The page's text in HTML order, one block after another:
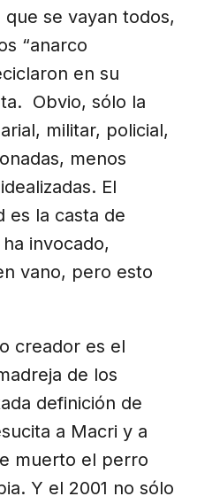
se vayan todos,
“anarco
en su
Obvio, sólo la
militar, policial,
menos
El
es la casta de
invocado,
vano, pero esto
creador es el
de los
definición de
a Macri y a
muerto el perro
Y el 2001 no sólo